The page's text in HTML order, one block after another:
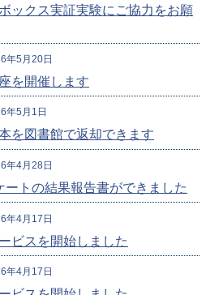
ックス実証実験にご協力をお願
年5月20日
を開催します
年5月1日
を図書館で返却できます
年4月28日
トの結果報告書ができました
年4月17日
ビスを開始しました
年4月17日